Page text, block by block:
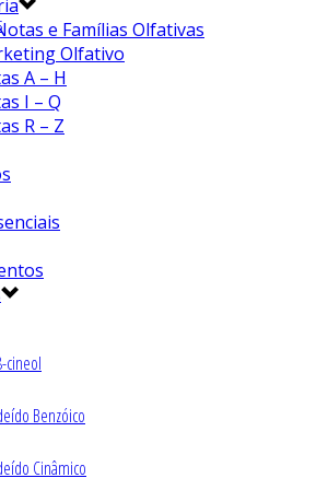
cineol
Benzóico
Cinâmico
e Famílias Olfativas
Olfativo
A – H
I – Q
R – Z